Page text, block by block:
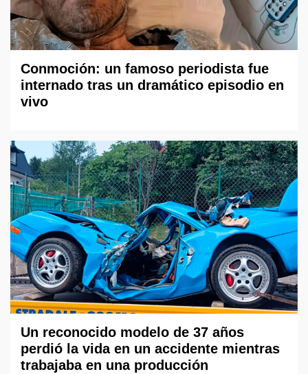
Conmoción: un famoso periodista fue
internado tras un dramático episodio en
vivo
Un reconocido modelo de 37 años
perdió la vida en un accidente mientras
trabajaba en una producción